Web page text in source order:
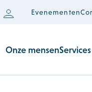
Evenementen
Onze mensenServices